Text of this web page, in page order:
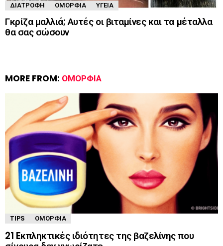
ΔΙΑΤΡΟΦΉ ΟΜΟΡΦΙΆ ΥΓΕΊΑ
Γκρίζα μαλλιά; Αυτές οι βιταμίνες και τα μέταλλα
θα σας σώσουν
MORE FROM: ΟΜΟΡΦΙΆ
TIPS ΟΜΟΡΦΙΆ
21 Eκπληκτικές ιδιότητες της βαζελίνης που